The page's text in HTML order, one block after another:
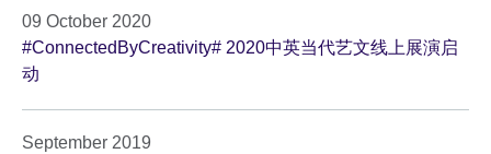
09 October 2020
#ConnectedByCreativity# 2020中英当代艺文线上展演启
动
September 2019